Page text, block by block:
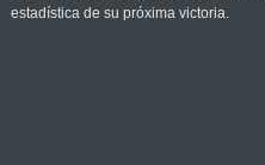
estadística de su próxima victoria.